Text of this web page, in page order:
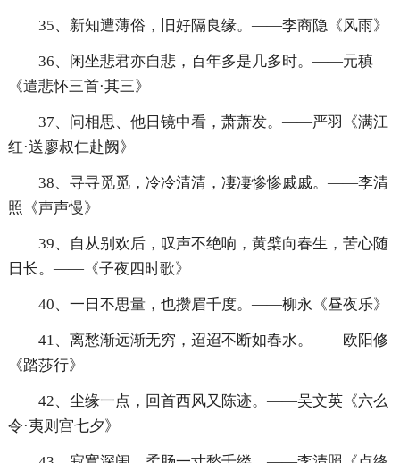
35、新知遭薄俗，旧好隔良缘。——李商隐《风雨》
36、闲坐悲君亦自悲，百年多是几多时。——元稹
《遣悲怀三首·其三》
37、问相思、他日镜中看，萧萧发。——严羽《满江
红·送廖叔仁赴阙》
38、寻寻觅觅，冷冷清清，凄凄惨惨戚戚。——李清
照《声声慢》
39、自从别欢后，叹声不绝响，黄檗向春生，苦心随
日长。——《子夜四时歌》
40、一日不思量，也攒眉千度。——柳永《昼夜乐》
41、离愁渐远渐无穷，迢迢不断如春水。——欧阳修
《踏莎行》
42、尘缘一点，回首西风又陈迹。——吴文英《六么
令·夷则宫七夕》